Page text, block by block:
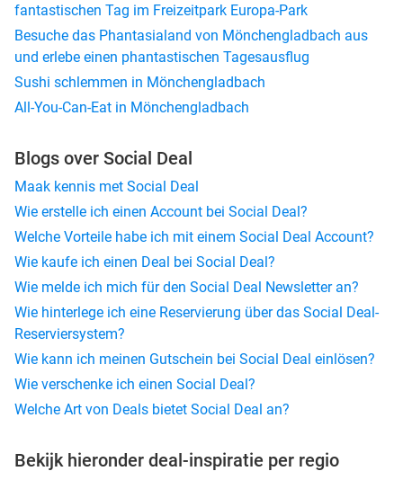
fantastischen Tag im Freizeitpark Europa-Park
Besuche das Phantasialand von Mönchengladbach aus
und erlebe einen phantastischen Tagesausflug
Sushi schlemmen in Mönchengladbach
All-You-Can-Eat in Mönchengladbach
Blogs over Social Deal
Maak kennis met Social Deal
Wie erstelle ich einen Account bei Social Deal?
Welche Vorteile habe ich mit einem Social Deal Account?
Wie kaufe ich einen Deal bei Social Deal?
Wie melde ich mich für den Social Deal Newsletter an?
Wie hinterlege ich eine Reservierung über das Social Deal-
Reserviersystem?
Wie kann ich meinen Gutschein bei Social Deal einlösen?
Wie verschenke ich einen Social Deal?
Welche Art von Deals bietet Social Deal an?
Bekijk hieronder deal-inspiratie per regio